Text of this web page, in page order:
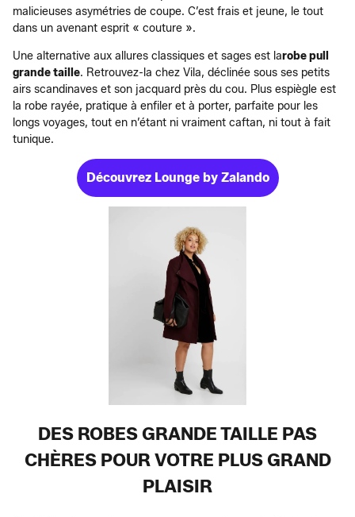
malicieuses asymétries de coupe. C’est frais et jeune, le tout
dans un avenant esprit « couture ».
Une alternative aux allures classiques et sages est larobe pull
grande taille. Retrouvez-la chez Vila, déclinée sous ses petits
airs scandinaves et son jacquard près du cou. Plus espiègle est
la robe rayée, pratique à enfiler et à porter, parfaite pour les
longs voyages, tout en n’étant ni vraiment caftan, ni tout à fait
tunique.
Découvrez Lounge by Zalando
DES ROBES GRANDE TAILLE PAS
CHÈRES POUR VOTRE PLUS GRAND
PLAISIR